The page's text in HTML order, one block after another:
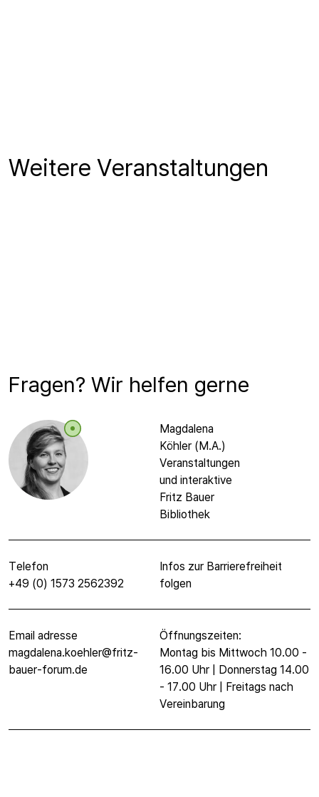
Weitere Veranstaltungen
Fragen? Wir helfen gerne
Magdalena
Köhler (M.A.)
Veranstaltungen
und interaktive
Fritz Bauer
Bibliothek
Telefon
+49 (0) 1573 2562392
Infos zur Barrierefreiheit
folgen
Email adresse
magdalena.koehler@fritz-
bauer-forum.de
Öffnungszeiten:
Montag bis Mittwoch 10.00 -
16.00 Uhr | Donnerstag 14.00
- 17.00 Uhr | Freitags nach
Vereinbarung